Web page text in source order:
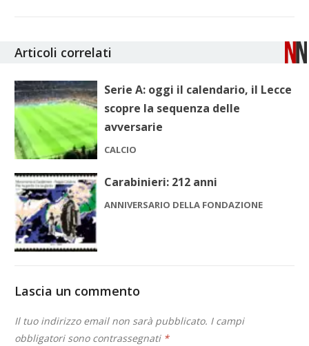
Articoli correlati
Serie A: oggi il calendario, il Lecce
scopre la sequenza delle
avversarie
CALCIO
Carabinieri: 212 anni
ANNIVERSARIO DELLA FONDAZIONE
Lascia un commento
Il tuo indirizzo email non sarà pubblicato. I campi
obbligatori sono contrassegnati *